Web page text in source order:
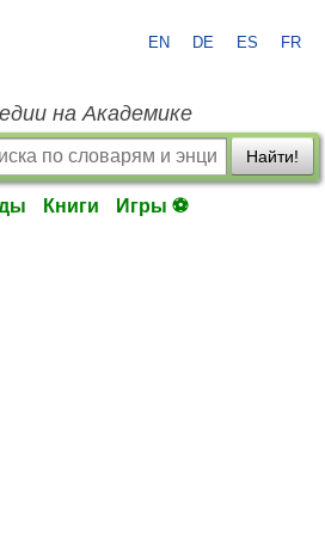
EN DE ES FR
на Академике
Найти!
Книги Игры ⚽